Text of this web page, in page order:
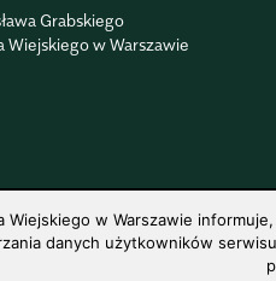
Grabskiego
Wiejskiego w Warszawie
Wiejskiego w Warszawie
danych użytkowników